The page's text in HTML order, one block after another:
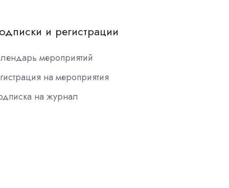
и регистрации
мероприятий
на мероприятия
на журнал